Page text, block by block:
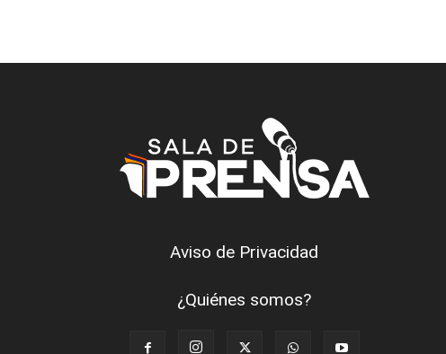
Aviso de Privacidad
¿Quiénes somos?